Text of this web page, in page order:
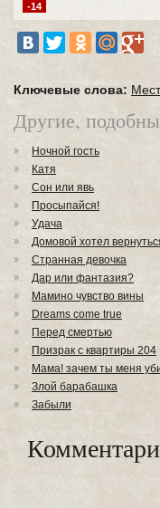
-14
Ключевые слова:
Другие,
Ночной гость
Катя
Сон или явь
Просыпайся!
Удача
Домовой хотел
Странная девочка
Дар или фантазия?
Мамино чувство вины
Dreams come true
Перед смертью
Призрак с квартиры 204
Мама! зачем ты меня
Злой барабашка
Забыли